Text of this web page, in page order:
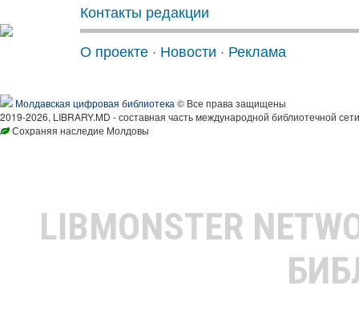
Контакты редакции
О проекте · Новости · Реклама
Молдавская цифровая библиотека © Все права защищены
2019-2026, LIBRARY.MD - составная часть международной библиотечной
Сохраняя наследие Молдовы
LIBMONSTER